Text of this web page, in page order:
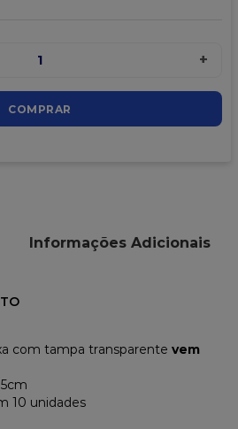
1 +
COMPRAR
Informações Adicionais
com tampa transparente vem
10 unidades